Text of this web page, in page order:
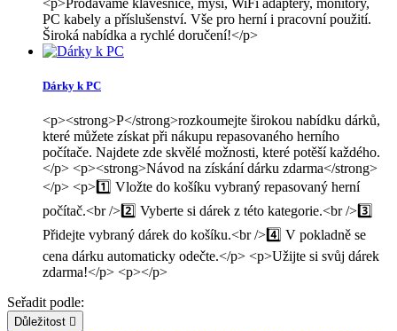
<p>Prodáváme klávesnice, myši, WiFi adaptéry, monitory,
PC kabely a příslušenství. Vše pro herní i pracovní použití.
Široká nabídka a rychlé doručení!</p>
Dárky k PC
<p><strong>P</strong>rozkoumejte širokou nabídku dárků,
které můžete získat při nákupu repasovaného herního
počítače. Najdete zde skvělé možnosti, které potěší každého.
</p> <p><strong>Návod na získání dárku zdarma</strong>
</p> <p>1️⃣ Vložte do košíku vybraný repasovaný herní
počítač.<br />2️⃣ Vyberte si dárek z této kategorie.<br />3️⃣
Přidejte vybraný dárek do košíku.<br />4️⃣ V pokladně se
cena dárku automaticky odečte.</p> <p>Užijte si svůj dárek
zdarma!</p> <p></p>
Seřadit podle:
Důležitost 